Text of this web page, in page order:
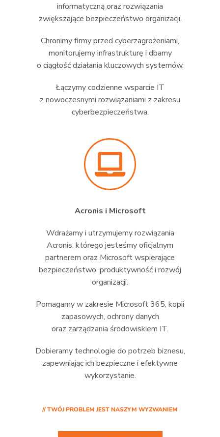
informatyczną oraz rozwiązania
zwiększające bezpieczeństwo organizacji.
Chronimy firmy przed cyberzagrożeniami,
monitorujemy infrastrukturę i dbamy
o ciągłość działania kluczowych systemów.
Łączymy codzienne wsparcie IT
z nowoczesnymi rozwiązaniami z zakresu
cyberbezpieczeństwa.
Acronis i Microsoft
Wdrażamy i utrzymujemy rozwiązania
Acronis, którego jesteśmy oficjalnym
partnerem oraz Microsoft wspierające
bezpieczeństwo, produktywność i rozwój
organizacji.
Pomagamy w zakresie Microsoft 365, kopii
zapasowych, ochrony danych
oraz zarządzania środowiskiem IT.
Dobieramy technologie do potrzeb biznesu,
zapewniając ich bezpieczne i efektywne
wykorzystanie.
// TWÓJ PROBLEM JEST NASZYM WYZWANIEM